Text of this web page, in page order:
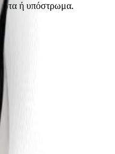
ή υπόστρωμα.